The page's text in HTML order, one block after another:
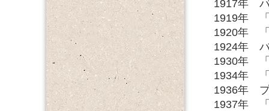
1917年 バ
1919年 「
1920年 「
1924年 バ
1930年 「
1934年 「
1936年 プ
1937年 「